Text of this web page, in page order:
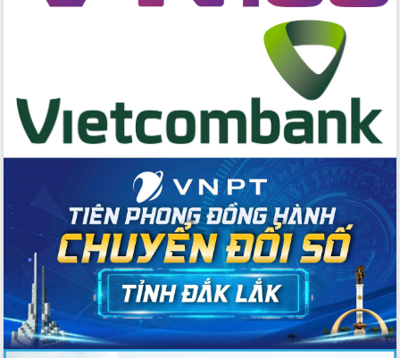
tâm đạt được mục tiêu tăng trưởng
hai con số trong năm 2026
Tổ chức trang trọng Lễ hội Đền thờ
Phó Bí thư Tỉnh ủy Đắk Lắk Đỗ Hữu
Huy giữ chức Bí thư Đảng ủy Ủy Ban
Nhân dân tỉnh
Bệnh án điện tử thúc đẩy chuyển đổi
số y tế tại Đắk Lắk
Chuyển đổi số thư viện: Mở rộng
không gian tri thức trong thời đại số
Đánh giá, rút kinh nghiệm công tác tổ
chức diễn tập trước ngày bầu cử